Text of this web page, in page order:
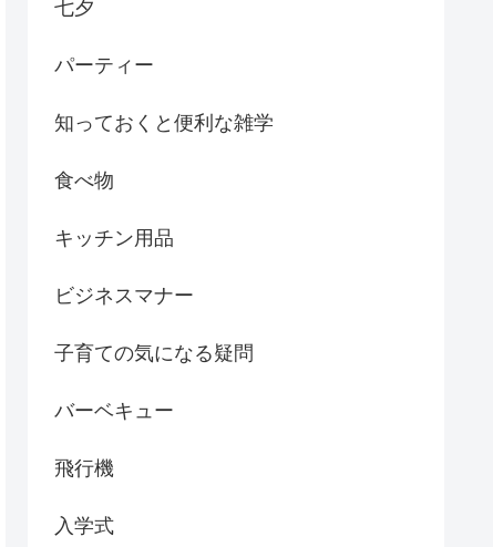
七夕
パーティー
知っておくと便利な雑学
食べ物
キッチン用品
ビジネスマナー
子育ての気になる疑問
バーベキュー
飛行機
入学式